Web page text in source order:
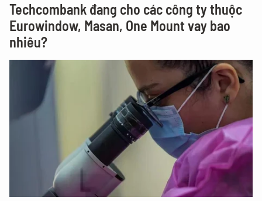
Techcombank đang cho các công ty thuộc
Eurowindow, Masan, One Mount vay bao
nhiêu?